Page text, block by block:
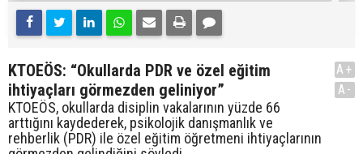
KTOEÖS: “Okullarda PDR ve özel eğitim
ihtiyaçları görmezden geliniyor”
KTOEÖS, okullarda disiplin vakalarının yüzde 66
arttığını kaydederek, psikolojik danışmanlık ve
rehberlik (PDR) ile özel eğitim öğretmeni ihtiyaçlarının
A+
A-